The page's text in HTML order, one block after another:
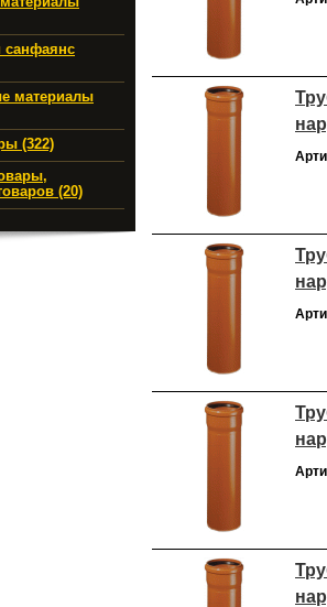
санфаянс
материалы
(322)
(20)